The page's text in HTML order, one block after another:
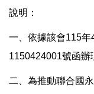
說明：
一、依據該會115
1150424001號函辦
二、為推動聯合國